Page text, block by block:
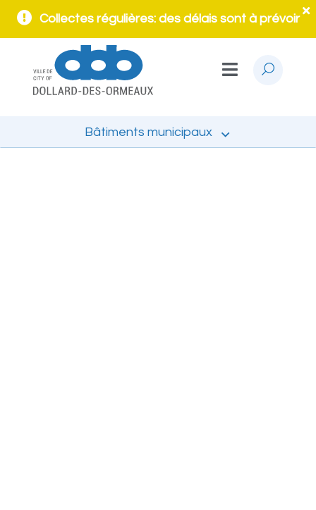
Collectes régulières: des délais sont à prévoir
Bâtiments municipaux